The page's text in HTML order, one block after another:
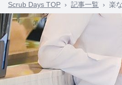
Scrub Days TOP › 記事一覧 › 楽